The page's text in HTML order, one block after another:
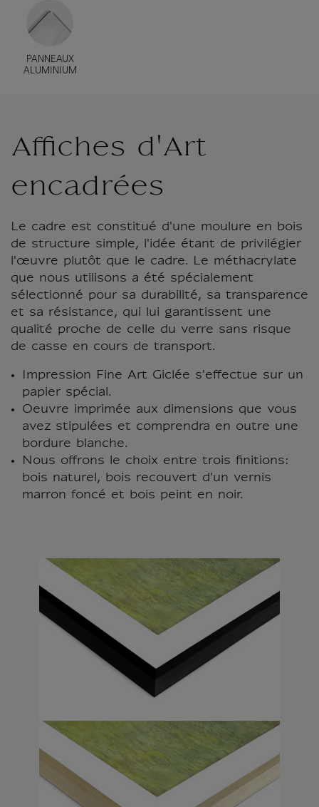
PANNEAUX
ALUMINIUM
Affiches d'Art
encadrées
Le cadre est constitué d'une moulure en bois
de structure simple, l'idée étant de privilégier
l'œuvre plutôt que le cadre. Le méthacrylate
que nous utilisons a été spécialement
sélectionné pour sa durabilité, sa transparence
et sa résistance, qui lui garantissent une
qualité proche de celle du verre sans risque
de casse en cours de transport.
Impression Fine Art Giclée s'effectue sur un
papier spécial.
Oeuvre imprimée aux dimensions que vous
avez stipulées et comprendra en outre une
bordure blanche.
Nous offrons le choix entre trois finitions:
bois naturel, bois recouvert d'un vernis
marron foncé et bois peint en noir.